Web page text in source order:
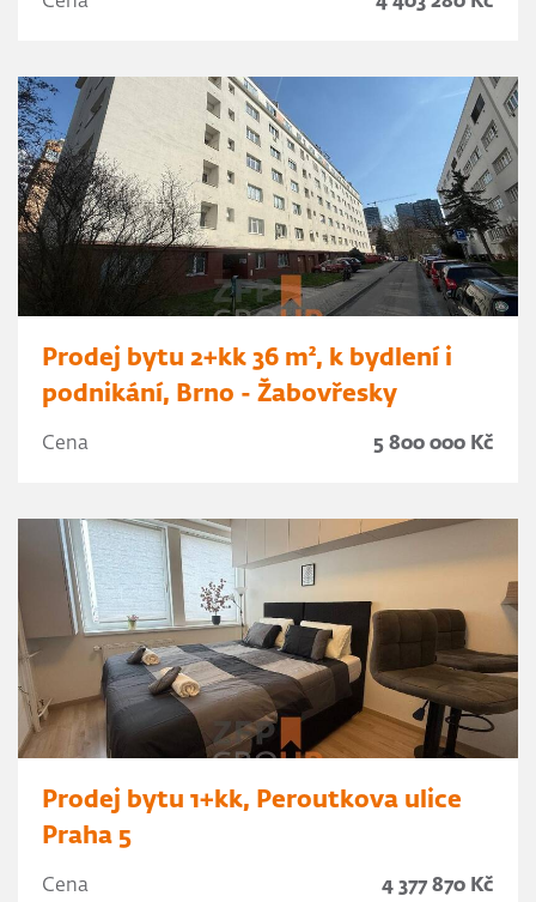
Prodej bytu 2+kk 36 m², k bydlení i
podnikání, Brno - Žabovřesky
Cena 5 800 000 Kč
Prodej bytu 1+kk, Peroutkova ulice
Praha 5
Cena 4 377 870 Kč